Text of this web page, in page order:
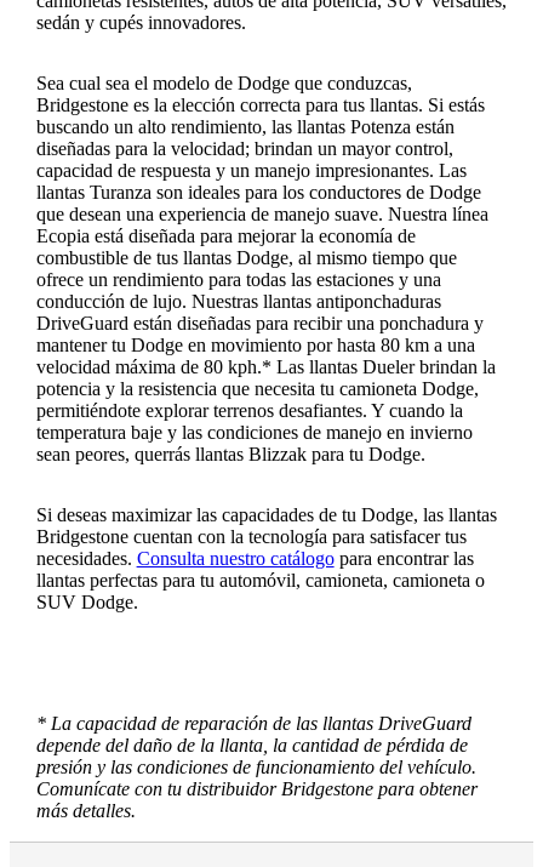
sedán y cupés innovadores.
Sea cual sea el modelo de Dodge que conduzcas,
Bridgestone es la elección correcta para tus llantas. Si estás
buscando un alto rendimiento, las llantas Potenza están
diseñadas para la velocidad; brindan un mayor control,
capacidad de respuesta y un manejo impresionantes. Las
llantas Turanza son ideales para los conductores de Dodge
que desean una experiencia de manejo suave. Nuestra línea
Ecopia está diseñada para mejorar la economía de
combustible de tus llantas Dodge, al mismo tiempo que
ofrece un rendimiento para todas las estaciones y una
conducción de lujo. Nuestras llantas antiponchaduras
DriveGuard están diseñadas para recibir una ponchadura y
mantener tu Dodge en movimiento por hasta 80 km a una
velocidad máxima de 80 kph.* Las llantas Dueler brindan la
potencia y la resistencia que necesita tu camioneta Dodge,
permitiéndote explorar terrenos desafiantes. Y cuando la
temperatura baje y las condiciones de manejo en invierno
sean peores, querrás llantas Blizzak para tu Dodge.
Si deseas maximizar las capacidades de tu Dodge, las llantas
Bridgestone cuentan con la tecnología para satisfacer tus
necesidades. Consulta nuestro catálogopara encontrar las
llantas perfectas para tu automóvil, camioneta, camioneta o
SUV Dodge.
* La capacidad de reparación de las llantas DriveGuard
depende del daño de la llanta, la cantidad de pérdida de
presión y las condiciones de funcionamiento del vehículo.
Comunícate con tu distribuidor Bridgestone para obtener
más detalles.